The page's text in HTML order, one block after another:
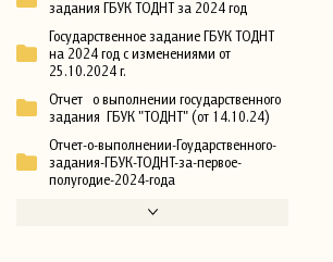
задания ГБУК ТОДНТ за 2024 год
Государственное задание ГБУК ТОДНТ
на 2024 год с изменениями от
25.10.2024 г.
Отчет о выполнении государственного
задания ГБУК "ТОДНТ" (от 14.10.24)
Отчет-о-выполнении-Гоударственного-
задания-ГБУК-ТОДНТ-за-первое-
полугодие-2024-года